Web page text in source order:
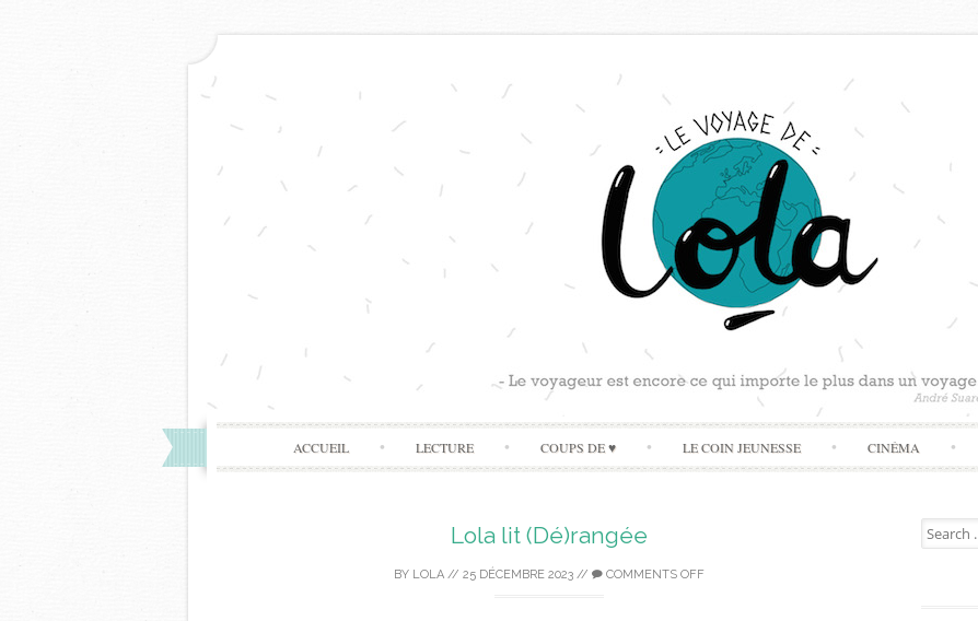
Skip
to
ACCUEIL LECTURE COUPS DE ♥ LE COIN JEUNESSE CINÉMA
Lola lit (Dé)rangée
BY LOLA // 25 DÉCEMBRE 2023 // COMMENTS OFF
Search
for: